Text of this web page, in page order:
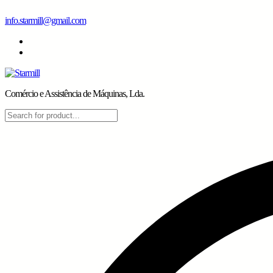
Skip
content
info.starmill@gmail.com
Comércio e Assistência de Máquinas, Lda.